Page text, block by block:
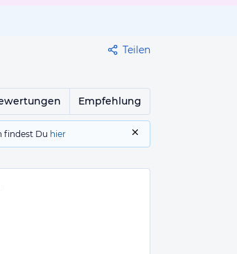
Teilen
Empfehlung
findest Du hier